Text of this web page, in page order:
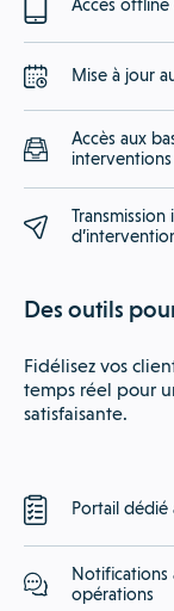
Mise à jour
Accès aux
interventions
Des outils
Fidélisez vos
temps réel pour
satisfaisante.
Portail dédié
Notifications
opérations